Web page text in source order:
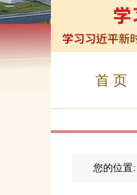
首 页
您的位置: